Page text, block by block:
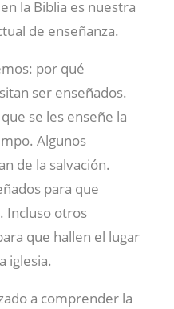
la Biblia es nuestra
de enseñanza.
por qué
ser enseñados.
se les enseñe la
Algunos
de la salvación.
para que
Incluso otros
que hallen el lugar
iglesia.
a comprender la